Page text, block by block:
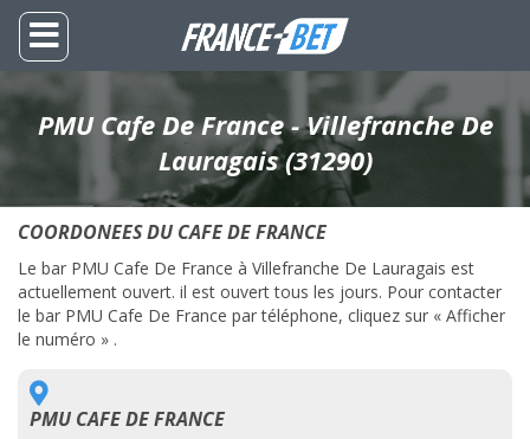
PMU Cafe De France - Villefranche De
Lauragais (31290)
COORDONEES DU CAFE DE FRANCE
Le bar PMU Cafe De France à Villefranche De Lauragais est
actuellement ouvert. il est ouvert tous les jours. Pour contacter
le bar PMU Cafe De France par téléphone, cliquez sur « Afficher
le numéro » .
PMU CAFE DE FRANCE